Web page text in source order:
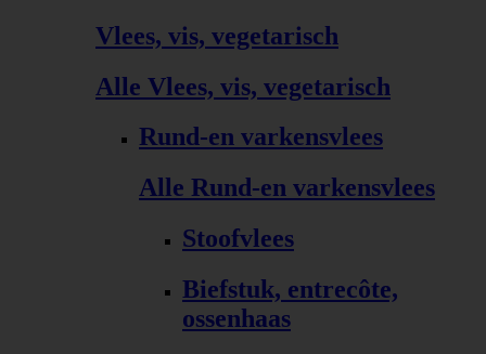
Vlees, vis, vegetarisch
Alle Vlees, vis, vegetarisch
Rund-en varkensvlees
Alle Rund-en varkensvlees
Stoofvlees
Biefstuk, entrecôte,
ossenhaas